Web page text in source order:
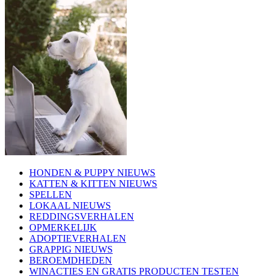
HONDEN & PUPPY NIEUWS
KATTEN & KITTEN NIEUWS
SPELLEN
LOKAAL NIEUWS
REDDINGSVERHALEN
OPMERKELIJK
ADOPTIEVERHALEN
GRAPPIG NIEUWS
BEROEMDHEDEN
WINACTIES EN GRATIS PRODUCTEN TESTEN